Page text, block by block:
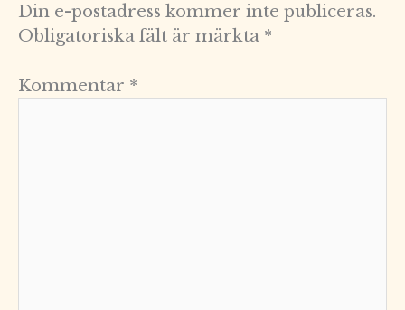
Din e-postadress kommer inte publiceras.
Obligatoriska fält är märkta *
Kommentar *